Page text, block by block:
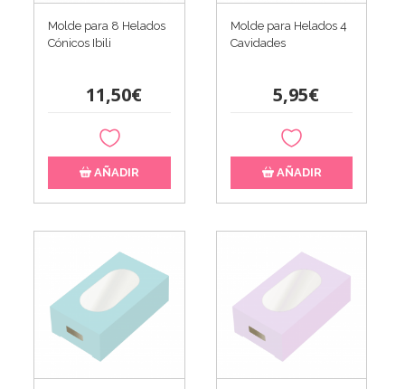
Molde para 8 Helados
Cónicos Ibili
11,50€
AÑADIR
Molde para Helados 4
Cavidades
5,95€
AÑADIR